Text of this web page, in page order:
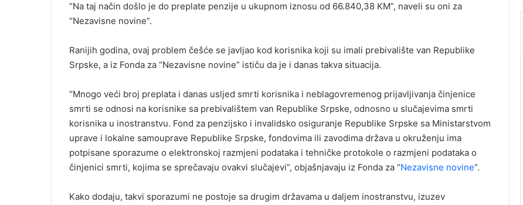
“Na taj način došlo je do preplate penzije u ukupnom iznosu od 66.840,38 KM”, naveli su oni za
“Nezavisne novine”.
Ranijih godina, ovaj problem češće se javljao kod korisnika koji su imali prebivalište van Republike
Srpske, a iz Fonda za “Nezavisne novine” ističu da je i danas takva situacija.
“Mnogo veći broj preplata i danas usljed smrti korisnika i neblagovremenog prijavljivanja činjenice
smrti se odnosi na korisnike sa prebivalištem van Republike Srpske, odnosno u slučajevima smrti
korisnika u inostranstvu. Fond za penzijsko i invalidsko osiguranje Republike Srpske sa Ministarstvom
uprave i lokalne samouprave Republike Srpske, fondovima ili zavodima država u okruženju ima
potpisane sporazume o elektronskoj razmjeni podataka i tehničke protokole o razmjeni podataka o
činjenici smrti, kojima se sprečavaju ovakvi slučajevi”, objašnjavaju iz Fonda za “Nezavisne novine“.
Kako dodaju, takvi sporazumi ne postoje sa drugim državama u daljem inostranstvu, izuzev